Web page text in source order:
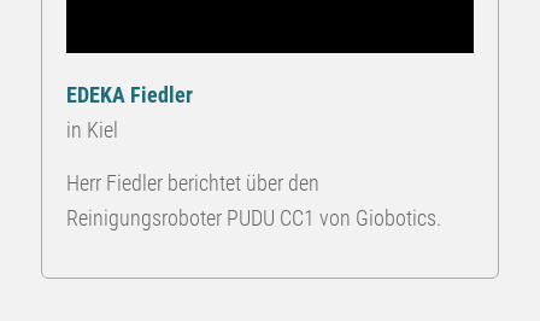
EDEKA Fiedler
in Kiel
Herr Fiedler berichtet über den
Reinigungsroboter PUDU CC1 von Giobotics.